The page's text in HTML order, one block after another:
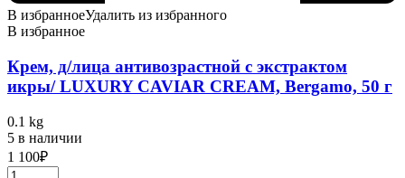
В избранноеУдалить из избранного
В избранное
Крем, д/лица антивозрастной с экстрактом
икры/ LUXURY CAVIAR CREAM, Bergamo, 50 г
0.1 kg
5 в наличии
1 100₽